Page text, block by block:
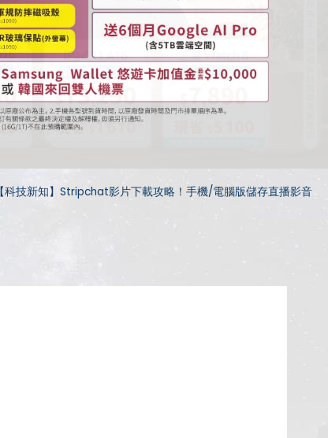
【科技新知】Stripchat影片下載攻略！手機/電腦版儲存直播影音